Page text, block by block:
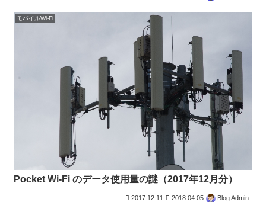
モバイルWi-Fi
Pocket Wi-Fi のデータ使用量の謎（2017年12月分）
2017.12.11 2018.04.05 Blog Admin